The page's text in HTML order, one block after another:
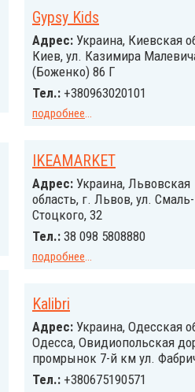
Gypsy Kids
Адрес: Украина, Киевская
Киев, ул. Казимира
(Боженко) 86 Г
Тел.: +380963020101
подробнее...
IKEAMARKET
Адрес: Украина, Львовская
область, г. Львов, ул. Смаль-
Стоцкого, 32
Тел.: 38 098 5808880
подробнее...
Kalibri
Адрес: Украина, Одесская
Одесса, Овидиопольская
промрынок 7-й км ул.
Тел.: +380675190571